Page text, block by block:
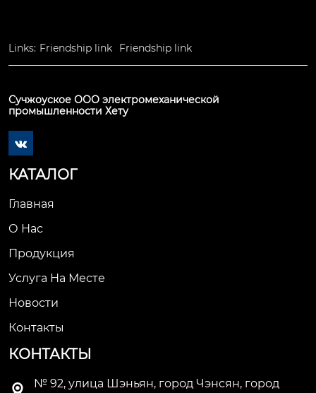
Links: Friendship link Friendship link
Сучжоуское ООО электромеханической
промышленности Хету

КАТАЛОГ
Главная
О Нас
Продукция
Услуга На Месте
Новости
Контакты
КОНТАКТЫ
№ 92, улица Шэньян, город Чэнсян, город